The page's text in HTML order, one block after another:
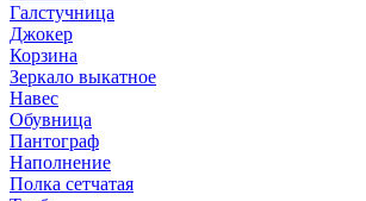
Галстучница
Джокер
Корзина
Зеркало выкатное
Навес
Обувница
Пантограф
Наполнение
Полка сетчатая